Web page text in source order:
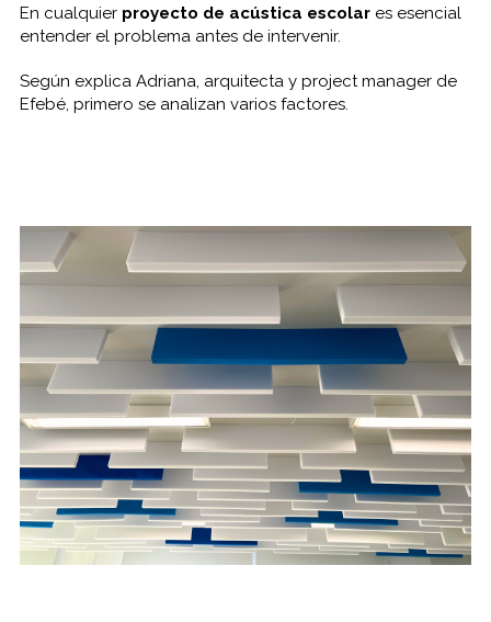
En cualquier proyecto de acústica escolares esencial
entender el problema antes de intervenir.
Según explica Adriana, arquitecta y project manager de
Efebé, primero se analizan varios factores.